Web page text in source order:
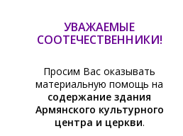
УВАЖАЕМЫЕ
СООТЕЧЕСТВЕННИКИ!
Просим Вас оказывать
материальную помощь на
содержание здания
Армянского культурного
центра и церкви.